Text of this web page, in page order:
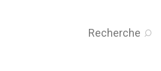
Recherche